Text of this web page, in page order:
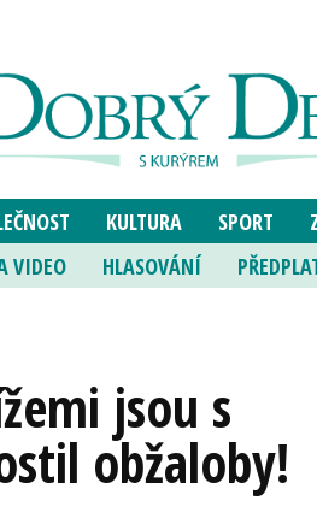
KULTURA SPORT
VIDEO HLASOVÁNÍ
jsou s
obžaloby!